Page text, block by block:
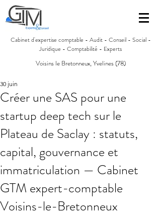
Cabinet d'expertise comptable - Audit - Conseil - Social -
Juridique - Comptabilité - Experts
Voisins le Bretonneux, Yvelines (78)
Créer une SAS pour une
startup deep tech sur le
Plateau de Saclay : statuts,
capital, gouvernance et
immatriculation — Cabinet
GTM expert-comptable
Voisins-le-Bretonneux
30 juin